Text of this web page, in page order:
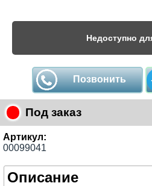
Недоступно
Позвонить
Под заказ
Артикул:
00099041
Описание